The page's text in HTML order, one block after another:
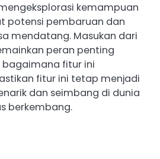
kemampuan
potensi pembaruan dan
mendatang. Masukan dari
peran penting
fitur ini
fitur ini tetap menjadi
dan seimbang di dunia
berkembang.